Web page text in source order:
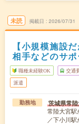
未読 掲載日 2026/07/31
【小規模施設
相手などのサ
職種未経験OK 交通
派遣
勤務地 茨城県常
常陸大宮駅
／下小川